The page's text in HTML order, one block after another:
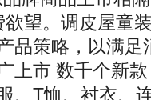
望。调皮屋童
品策略，以满足
上市 数千个新
、T恤、衬衣、